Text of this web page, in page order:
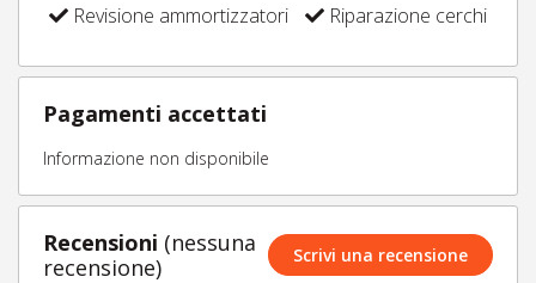
Revisione ammortizzatori
Riparazione cerchi
Pagamenti accettati
Informazione non disponibile
Recensioni (nessuna
recensione)
Scrivi una recensione